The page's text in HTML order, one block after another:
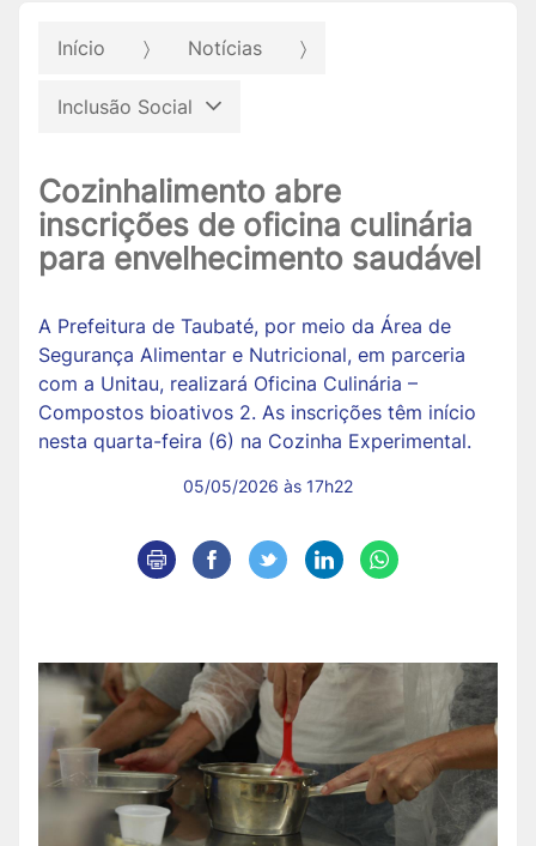
Início Notícias
Inclusão Social
Cozinhalimento abre
inscrições de oficina culinária
para envelhecimento saudável
A Prefeitura de Taubaté, por meio da Área de
Segurança Alimentar e Nutricional, em parceria
com a Unitau, realizará Oficina Culinária –
Compostos bioativos 2. As inscrições têm início
nesta quarta-feira (6) na Cozinha Experimental.
05/05/2026 às 17h22